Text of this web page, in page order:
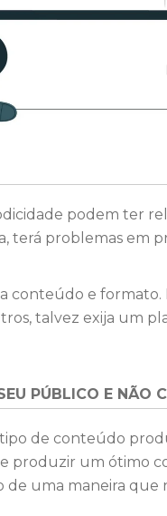
podem ter
terá problemas em
conteúdo e
talvez exija um
PÚBLICO E NÃO
tipo de conteúdo
produzir um ótimo
uma maneira que